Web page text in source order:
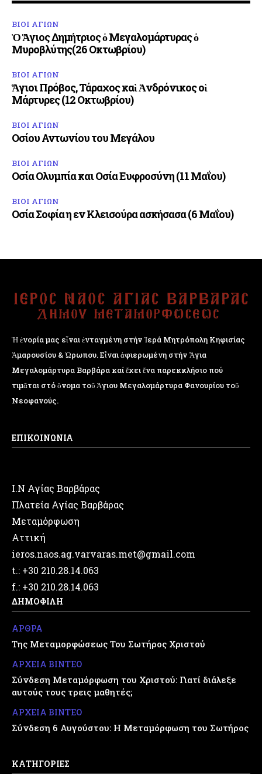
ΒΙΟΙ ΑΓΙΩΝ
Ὁ Ἅγιος Δημήτριος ὁ Μεγαλομάρτυρας ὁ
Μυροβλύτης(26 Οκτωβρίου)
ΒΙΟΙ ΑΓΙΩΝ
Ἅγιοι Πρόβος, Τάραχος καὶ Ἀνδρόνικος οἱ
Μάρτυρες (12 Οκτωβρίου)
ΒΙΟΙ ΑΓΙΩΝ
Οσίου Αντωνίου του Μεγάλου
ΒΙΟΙ ΑΓΙΩΝ
Οσία Ολυμπία και Οσία Ευφροσύνη (11 Μαΐου)
ΒΙΟΙ ΑΓΙΩΝ
Οσία Σοφία η εν Κλεισούρα ασκήσασα (6 Μαΐου)
Ἡ ἐνορία μας εἶναι ἐνταγμένη στήν Ἱερά Μητρόπολη Κηφισίας
Ἁμαρουσίου & Ὠρωπου. Εἶναι ἀφιερωμένη στήν Ἅγια
Μεγαλομάρτυρα Βαρβάρα καί ἔχει ἕνα παρεκκλήσιο πού
τιμᾶται στό ὄνομα τοῦ Ἁγιου Μεγαλομάρτυρα Φανουρίου τοῦ
Νεοφανούς.
ΕΠΙΚΟΙΝΩΝΙΑ
Ι.Ν Αγίας Βαρβάρας
Πλατεία Αγίας Βαρβάρας
Μεταμόρφωση
Αττική
ieros.naos.ag.varvaras.met@gmail.com
t.: +30 210.28.14.063
f.: +30 210.28.14.063
ΔΗΜΟΦΙΛΗ
ΑΡΘΡΑ
Της Μεταμορφώσεως Του Σωτήρος Χριστού
ΑΡΧΕΙΑ ΒΙΝΤΕΟ
Σύνδεση Μεταμόρφωση του Χριστού: Γιατί διάλεξε
αυτούς τους τρεις μαθητές;
ΑΡΧΕΙΑ ΒΙΝΤΕΟ
Σύνδεση 6 Αυγούστου: Η Μεταμόρφωση του Σωτήρος
ΚΑΤΗΓΟΡΙΕΣ